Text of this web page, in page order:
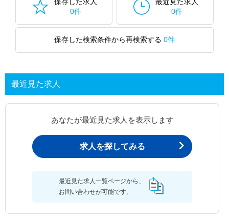
0件
0件
保存した検索条件から再検索する 0件
最近見た求人
あなたが最近見た求人を表示します
求人を探してみる
最近見た求人一覧ページから、
お問い合わせが可能です。